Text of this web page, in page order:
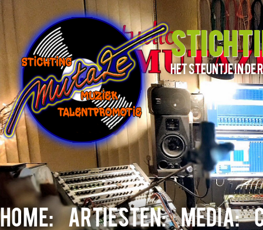
het steuntje in
HOME: ARTIESTEN: MEDIA: